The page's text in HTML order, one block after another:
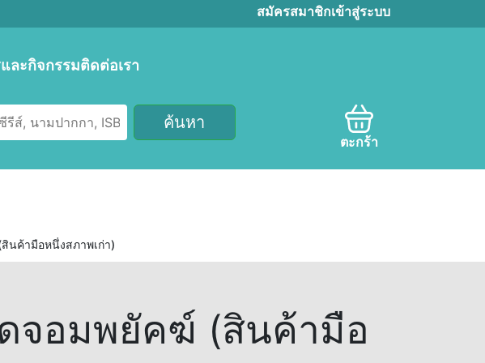
สมัครสมาชิกเข้าสู่ระบบ
ละกิจกรรมติดต่อเรา
ค้นหา
ตะกร้า
นค้ามือหนึ่งสภาพเก่า)
จอมพยัคฆ์ (สินค้ามือ